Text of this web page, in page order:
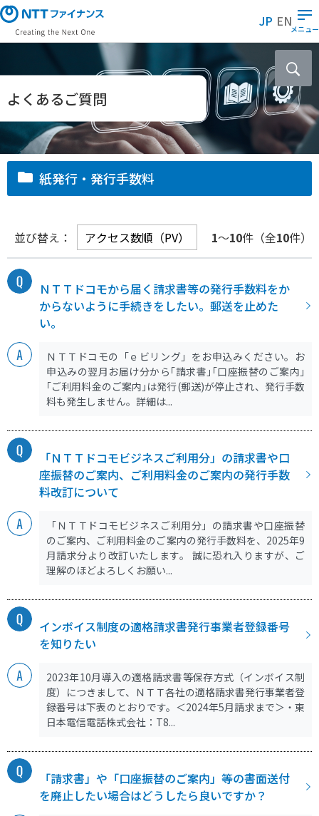
メ
イ
ン
ン
ン
ツ
ス
ッ
JP ENメニュー
よくあるご質問
紙発行・発行手数料
並び替え： 1～10件（全10件）
ＮＴＴドコモから届く請求書等の発行手数料をか
からないように手続きをしたい。郵送を止めた
い。
ＮＴＴドコモの「ｅビリング」をお申込みください。お
申込みの翌月お届け分から｢請求書｣｢口座振替のご案内｣
｢ご利用料金のご案内｣は発行(郵送)が停止され、発行手数
料も発生しません。詳細は...
「ＮＴＴドコモビジネスご利用分」の請求書や口
座振替のご案内、ご利用料金のご案内の発行手数
料改訂について
「ＮＴＴドコモビジネスご利用分」の請求書や口座振替
のご案内、ご利用料金のご案内の発行手数料を、2025年9
月請求分より改訂いたします。 誠に恐れ入りますが、ご
理解のほどよろしくお願い...
インボイス制度の適格請求書発行事業者登録番号
を知りたい
2023年10月導入の適格請求書等保存方式（インボイス制
度）につきまして、ＮＴＴ各社の適格請求書発行事業者登
録番号は下表のとおりです。＜2024年5月請求まで＞・東
日本電信電話株式会社：T8...
「請求書」や「口座振替のご案内」等の書面送付
を廃止したい場合はどうしたら良いですか？